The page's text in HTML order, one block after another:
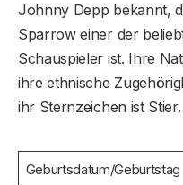
Johnny Depp bekannt,
Sparrow einer der
Schauspieler ist. Ihre
ihre ethnische
ihr Sternzeichen ist Stier.
Geburtsdatum/Geburtstag